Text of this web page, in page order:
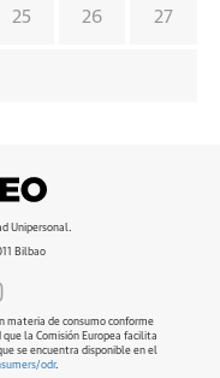
25 26 27
Unipersonal.
Bilbao
materia de consumo conforme
la Comisión Europea facilita
se encuentra disponible en el
odr.